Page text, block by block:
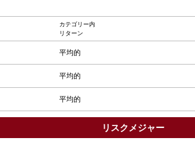
カテゴリー内
リターン
平均的
平均的
平均的
リスクメジャー